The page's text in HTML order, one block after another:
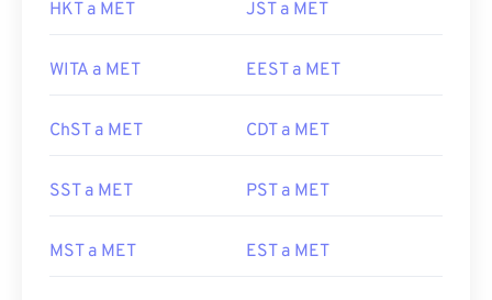
HKT a MET JST a MET
WITA a MET EEST a MET
ChST a MET CDT a MET
SST a MET PST a MET
MST a MET EST a MET